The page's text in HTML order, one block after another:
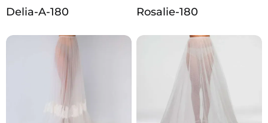
Delia-A-180 Rosalie-180